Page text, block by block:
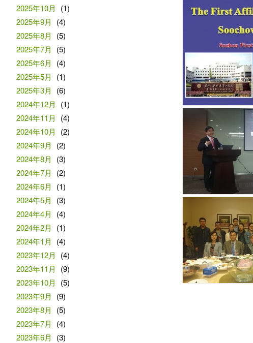
2025年10月
(1)
2025年9月
(4)
2025年8月
(5)
2025年7月
(5)
2025年6月
(4)
2025年5月
(1)
2025年3月
(6)
2024年12月
(1)
2024年11月
(4)
2024年10月
(2)
2024年9月
(2)
2024年8月
(3)
2024年7月
(2)
2024年6月
(1)
2024年5月
(3)
2024年4月
(4)
2024年2月
(1)
2024年1月
(4)
2023年12月
(4)
2023年11月
(9)
2023年10月
(5)
2023年9月
(9)
2023年8月
(5)
2023年7月
(4)
2023年6月
(3)